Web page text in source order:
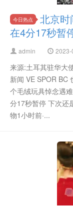
今日热点
北京
在4分17秒暂
admin
来源:土耳其驻华大
新闻 VE SPOR BC
个毛绒玩具悼念遇
分17秒暂停 下次还
物1小时前·...